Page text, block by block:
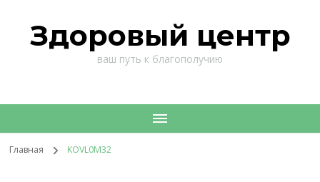
Здоровый центр
ваш путь к благополучию
Главная KOVL0M32